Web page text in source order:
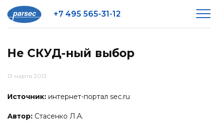
+7 495 565-31-12
Не СКУД-ный выбор
13 марта 2012
Источник: интернет-портал sec.ru
Автор: Стасенко Л.А.